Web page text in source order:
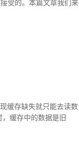
受的。本篇文章我们来
缓存缺失就只能去读数
缓存中的数据是旧